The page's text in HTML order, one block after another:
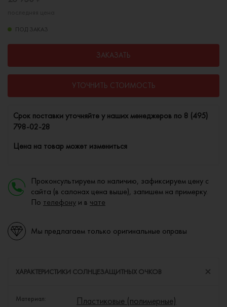
ПОД ЗАКАЗ
ЗАКАЗАТЬ
УТОЧНИТЬ СТОИМОСТЬ
Cрок поставки уточняйте у наших менеджеров по 8 (495)
798-02-28
Цена на товар может измениться
Проконсультируем по наличию, зафиксируем цену с
сайта (в салонах цена выше), запишем на примерку.
По телефону и в чате
Мы предлагаем только оригинальные оправы
ХАРАКТЕРИСТИКИ СОЛНЦЕЗАЩИТНЫХ ОЧКОВ
Материал: Пластиковые (полимерные)